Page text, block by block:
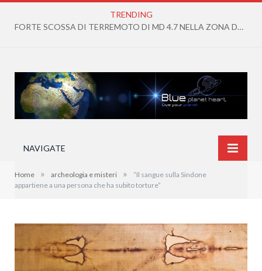
TRENDING
FORTE SCOSSA DI TERREMOTO DI MD 4.7 NELLA ZONA DEI CAMPI FLEGREI
NAVIGATE
Home » archeologia e misteri »
“Il sangue sulla Sindone
appartiene a una persona che ha subito torture”